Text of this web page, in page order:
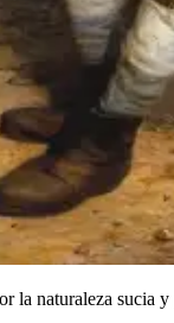
naturaleza